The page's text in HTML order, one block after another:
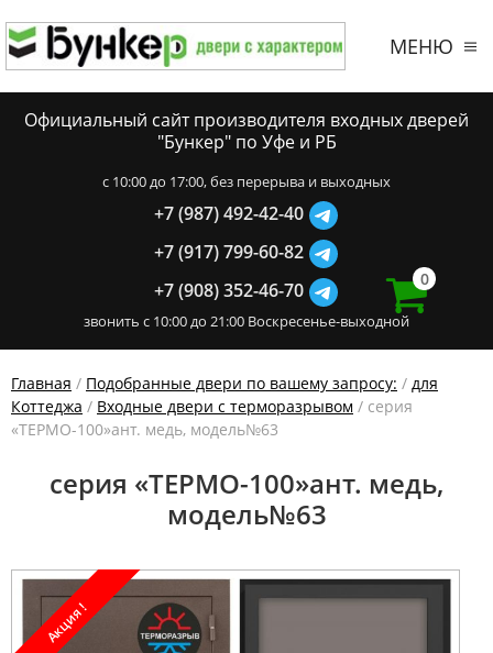
МЕНЮ
Официальный сайт производителя входных дверей
"Бункер" по Уфе и РБ
c 10:00 до 17:00, без перерыва и выходных
+7 (987) 492-42-40
+7 (917) 799-60-82
+7 (908) 352-46-70
звонить с 10:00 до 21:00 Воскресенье-выходной
0
Главная / Подобранные двери по вашему запросу: / для
Коттеджа / Входные двери с терморазрывом / серия
«ТЕРМО-100»ант. медь, модель№63
серия «ТЕРМО-100»ант. медь,
модель№63
Акция !